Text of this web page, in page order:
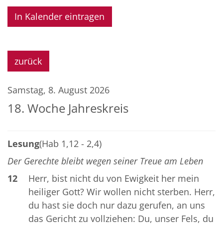
In Kalender eintragen
zurück
Samstag, 8. August 2026
18. Woche Jahreskreis
Lesung(Hab 1,12 - 2,4)
Der Gerechte bleibt wegen seiner Treue am Leben
12
Herr, bist nicht du von Ewigkeit her mein
heiliger Gott? Wir wollen nicht sterben. Herr,
du hast sie doch nur dazu gerufen, an uns
das Gericht zu vollziehen: Du, unser Fels, du